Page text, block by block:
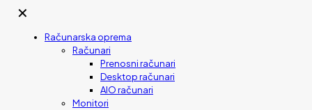
✕
Računarska oprema
Računari
Prenosni računari
Desktop računari
AIO računari
Monitori